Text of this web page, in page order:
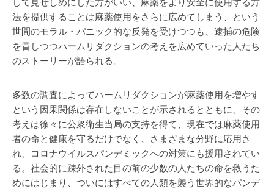
して見せしめにした方がいい、麻薬をより安全に使用する方
法を提供することは麻薬使用をさらに広めてしまう、という
世間のモラル・パニック的な反発を受けつつも、逮捕の危険
を冒しつつハームリダクションの考えを広めていった人たち
のストーリーが語られる。
多数の調査によってハームリダクションが麻薬使用を増やす
という因果関係は存在しないことが示されるとともに、その
考えは徐々に公衆衛生当局の支持を得て、現在では麻薬使用
者の命と健康を守るだけでなく、さまざまな分野に応用さ
れ、コロナウイルスパンデミックへの対策にも援用されてい
る。社会的に疎外された目の前の少数の人たちの命を救うた
めにはじまり、ついにはすべての人類を襲う世界的なパンデ